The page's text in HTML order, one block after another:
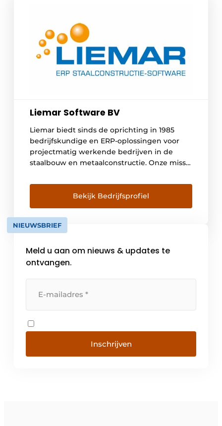
Liemar Software BV
Liemar biedt sinds de oprichting in 1985
bedrijfskundige en ERP-oplossingen voor
projectmatig werkende bedrijven in de
staalbouw en metaalconstructie. Onze missie
te optimaliseren en samen meer inzicht te
creëren. Dat leidt tot meer rust en
rendement, zowel bij de ondernemer als bij
werknemers. Met het ‘Nieuwe Rendement
[…]
Bekijk Bedrijfsprofiel
NIEUWSBRIEF
Meld u aan om nieuws & updates te
ontvangen.
Inschrijven